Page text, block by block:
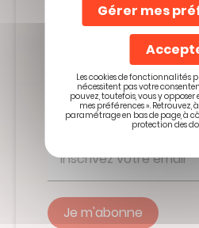
la Minute
Gérer mes
Les cookies de fonctionnalités
nécessitent pas votre
pouvez, toutefois, vous y
mes préférences ».
paramétrage en bas de page, à
protection des